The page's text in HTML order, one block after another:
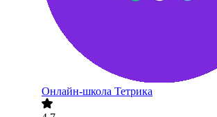
Онлайн-школа Тетрика